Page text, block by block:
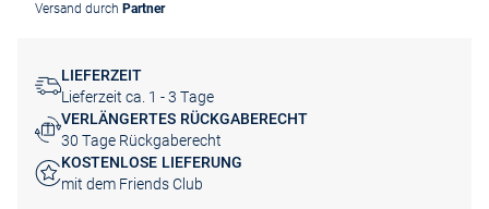
Versand durch Partner
LIEFERZEIT
Lieferzeit ca. 1 - 3 Tage
VERLÄNGERTES RÜCKGABERECHT
30 Tage Rückgaberecht
KOSTENLOSE LIEFERUNG
mit dem Friends Club